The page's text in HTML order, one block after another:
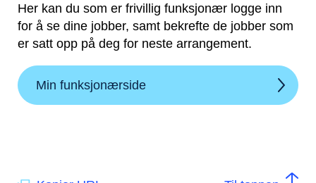
Her kan du som er frivillig funksjonær logge inn
for å se dine jobber, samt bekrefte de jobber som
er satt opp på deg for neste arrangement.
Min funksjonærside